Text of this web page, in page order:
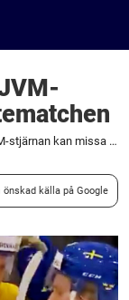
Mardrömmen: Svenska JVM-stjärnan kan missa måstematchen
källa på Google